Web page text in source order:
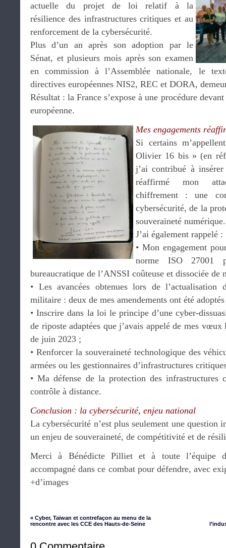
actuelle du projet de loi relatif à la
résilience des infrastructures critiques et au
renforcement de la cybersécurité.
Plus d’un an après son adoption par le
Sénat, et plusieurs mois après son examen
en commission à l’Assemblée nationale, le
directives européennes NIS2, REC et DORA,
Résultat : la France s’expose à une procédure
européenne.
Mes engagements
Si certains
Olivier 16 bis » (en
j’ai contribué à
réaffirmé mon
chiffrement : une
cybersécurité, de la
souveraineté numérique.
J’ai également rappelé :
•⁠ ⁠Mon engagement
norme ISO 27001
bureaucratique de l’ANSSI coûteuse et dissociée de
•⁠ ⁠Les avancées obtenues lors de
militaire : deux de mes amendements ont été
•⁠ ⁠Inscrire dans la loi le principe d’une cyber-
de riposte adaptées que j’avais appelé de mes
de juin 2023 ;
•⁠ ⁠Renforcer la souveraineté technologique des
armées ou les gestionnaires d’infrastructures
•⁠ ⁠Ma défense de la protection des infrastructures
contrôle à distance.
Conclusion : la cybersécurité, enjeu national
La cybersécurité n’est plus seulement une question
un enjeu de souveraineté, de compétitivité et de
Merci à Bénédicte Pilliet et à toute l’équipe
accompagné dans ce combat pour défendre, avec
+d’images
« Cyber, Taïwan et contrefaçon au menu de la
rencontre avec les CCE des Hauts-de-Seine